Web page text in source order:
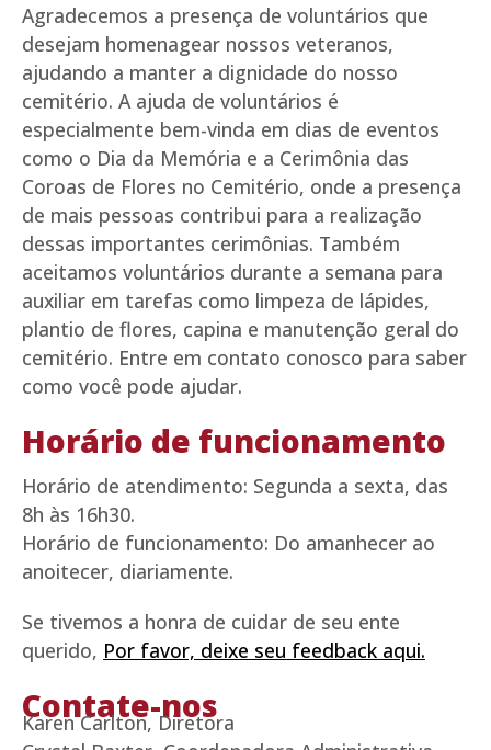
Agradecemos a presença de voluntários que
desejam homenagear nossos veteranos,
ajudando a manter a dignidade do nosso
cemitério. A ajuda de voluntários é
especialmente bem-vinda em dias de eventos
como o Dia da Memória e a Cerimônia das
Coroas de Flores no Cemitério, onde a presença
de mais pessoas contribui para a realização
dessas importantes cerimônias. Também
aceitamos voluntários durante a semana para
auxiliar em tarefas como limpeza de lápides,
plantio de flores, capina e manutenção geral do
cemitério. Entre em contato conosco para saber
como você pode ajudar.
Horário de funcionamento
Horário de atendimento: Segunda a sexta, das
8h às 16h30.
Horário de funcionamento: Do amanhecer ao
anoitecer, diariamente.
Se tivemos a honra de cuidar de seu ente
querido, Por favor, deixe seu feedback aqui.
Contate-nos
Karen Carlton, Diretora